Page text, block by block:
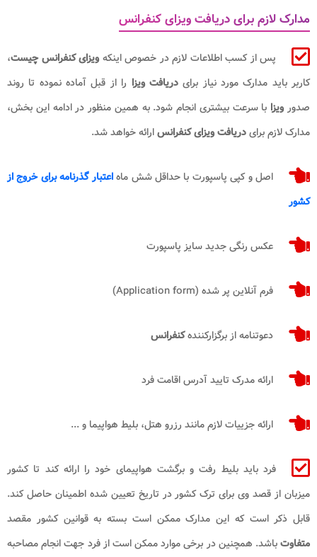
مدارک لازم برای دریافت ویزای کنفرانس
پس از کسب اطلاعات لازم در خصوص اینکه ویزای کنفرانس چیست،
کاربر باید مدارک مورد نیاز برایدریافت ویزا را از قبل آماده نموده تا روند
صدور ویزا با سرعت بیشتری انجام شود. به همین منظور در ادامه این بخش،
مدارک لازم برایدریافت ویزای کنفرانسارائه خواهد شد.
اصل و کپی پاسپورت با حداقل شش ماهاعتبار گذرنامه برای خروج از
کشور
عکس رنگی جدید سایز پاسپورت
فرم آنلاین پر شده (Application form)
دعوتنامه از برگزارکنندهکنفرانس
ارائه مدرک تایید آدرس اقامت فرد
ارائه جزییات لازم مانند رزرو هتل، بلیط هواپیما و ...
فرد باید بلیط رفت و برگشت هواپیمای خود را ارائه کند تا کشور
میزبان از قصد وی برای ترک کشور در تاریخ تعیین شده اطمینان حاصل کند.
قابل ذکر است که این مدارک ممکن است بسته به قوانین کشور مقصد
متفاوتباشد. همچنین در برخی موارد ممکن است از فرد جهت انجام مصاحبه